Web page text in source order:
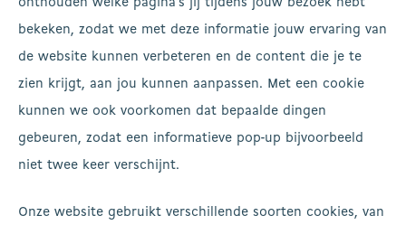
onthouden welke pagina’s jij tijdens jouw bezoek hebt
bekeken, zodat we met deze informatie jouw ervaring van
de website kunnen verbeteren en de content die je te
zien krijgt, aan jou kunnen aanpassen. Met een cookie
kunnen we ook voorkomen dat bepaalde dingen
gebeuren, zodat een informatieve pop-up bijvoorbeeld
niet twee keer verschijnt.
Onze website gebruikt verschillende soorten cookies, van